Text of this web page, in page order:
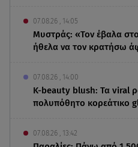
07.08.26 , 14:05
Μυστράς: «Τον έβαλα
ήθελα να τον κρατήσω
07.08.26 , 14:00
K-beauty blush: Τα viral
πολυπόθητο κορεάτικο
07.08.26 , 13:42